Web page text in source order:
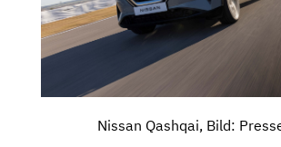
Nissan Qashqai, Bild: